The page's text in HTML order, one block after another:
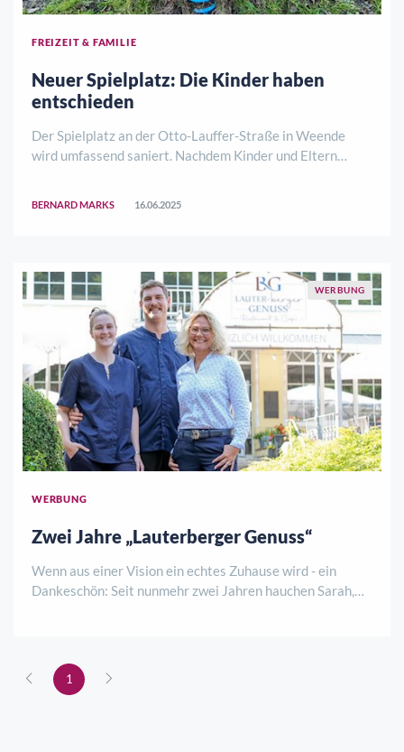
FREIZEIT & FAMILIE
Neuer Spielplatz: Die Kinder haben
entschieden
Der Spielplatz an der Otto-Lauffer-Straße in Weende
wird umfassend saniert. Nachdem Kinder und Eltern
BERNARD MARKS 16.06.2025
WERBUNG
WERBUNG
Zwei Jahre „Lauterberger Genuss“
Wenn aus einer Vision ein echtes Zuhause wird - ein
Dankeschön: Seit nunmehr zwei Jahren hauchen Sarah,
1